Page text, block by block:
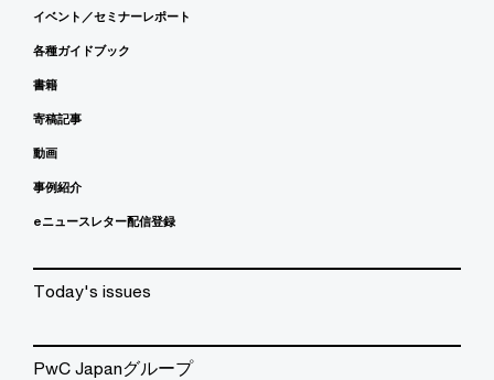
イベント／セミナーレポート
各種ガイドブック
書籍
寄稿記事
動画
事例紹介
eニュースレター配信登録
Today's issues
PwC Japanグループ